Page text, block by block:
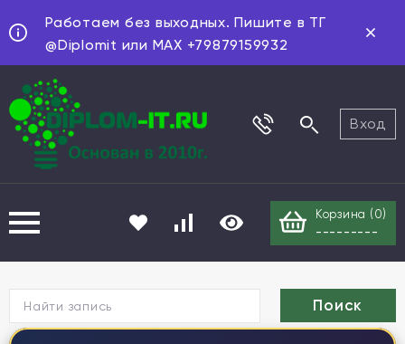
Работаем без выходных. Пишите в ТГ
@Diplomit или MAX +79879159932
Вход
Корзина ( 0)
---------